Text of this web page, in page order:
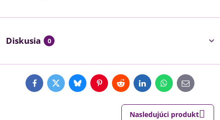
Diskusia 0
FacebookTwitterBlueskyPinterestRedditLinkedInWhatsApp
E-
mail
Nasledujúci produkt